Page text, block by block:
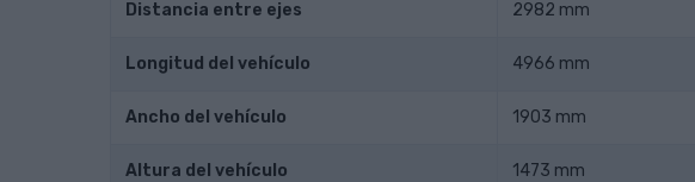
Distancia entre ejes 2982 mm
Longitud del vehículo 4966 mm
Ancho del vehículo 1903 mm
Altura del vehículo 1473 mm